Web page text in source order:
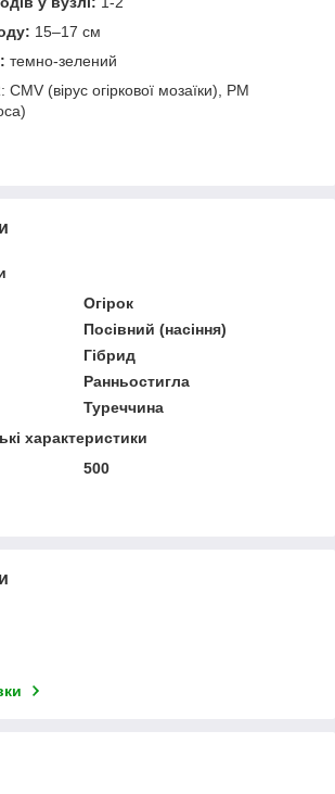
15–17 см
темно-зелений
CMV (вірус огіркової мозаїки), PM
Огірок
Посівний (насіння)
Гібрид
Ранньостигла
Туреччина
характеристики
500